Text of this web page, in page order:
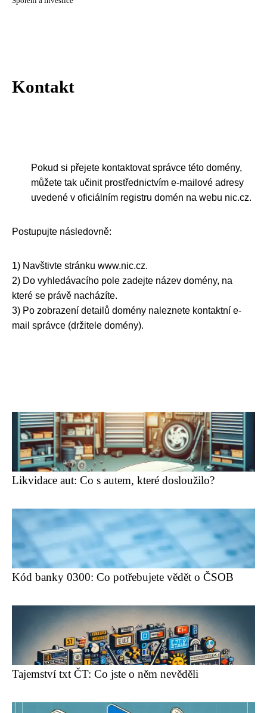
Kontakt
Pokud si přejete kontaktovat správce této domény,
můžete tak učinit prostřednictvím e-mailové adresy
uvedené v oficiálním registru domén na webu nic.cz.
Postupujte následovně:
1) Navštivte stránku www.nic.cz.
2) Do vyhledávacího pole zadejte název domény, na
které se právě nacházíte.
3) Po zobrazení detailů domény naleznete kontaktní e-
mail správce (držitele domény).
Likvidace aut: Co s autem, které dosloužilo?
Kód banky 0300: Co potřebujete vědět o ČSOB
Tajemství txt ČT: Co jste o něm nevěděli